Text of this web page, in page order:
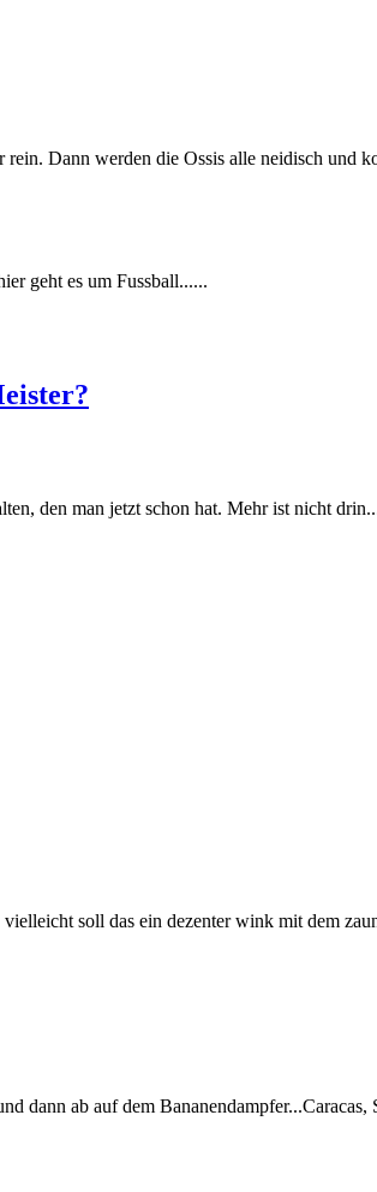
Dann werden die Ossis alle neidisch und
geht es um Fussball......
den man jetzt schon hat. Mehr ist nicht
soll das ein dezenter wink mit dem
dann ab auf dem